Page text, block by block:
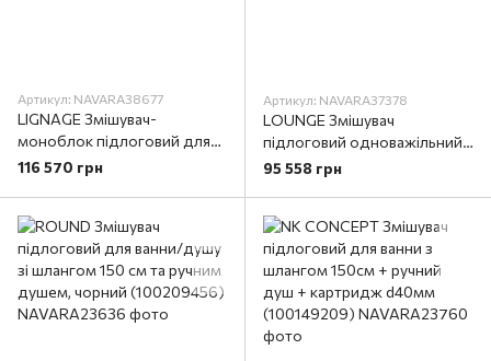
Артикул: NAVARA38677
LIGNAGE Змішувач-
моноблок підлоговий для
ванни/душу зі шлангом 150
116 570 грн
Артикул: NAVARA37378
LOUNGE Змішувач
підлоговий одноважільний
для умивальника, з
95 558 грн